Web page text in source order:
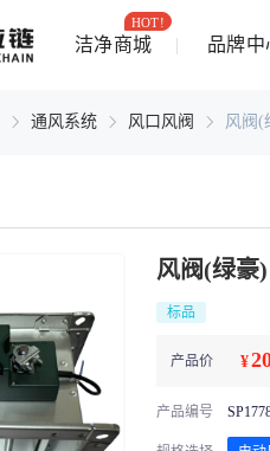
洁净商城
HOT!
品牌中
通风系统 风口风阀 风阀(
风阀(绿豪)
标品
产品价 ¥
产品编号